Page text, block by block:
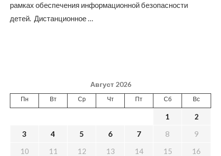
рамках обеспечения информационной безопасности
детей. Дистанционное …
Август 2026
Пн Вт Ср Чт Пт Сб Вс
1
2
3
4 5 6 7 8
9
10
11 12 13 14 15
16